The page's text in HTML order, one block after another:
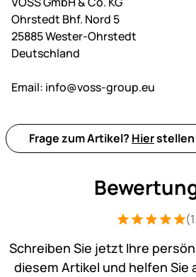
Ohrstedt Bhf. Nord 5
25885 Wester-Ohrstedt
Deutschland
Email: info@voss-group.eu
Frage zum Artikel? Hier
Bewertung: 5
1 Bewertung
Schreiben Sie jetzt Ihre
diesem Artikel und helfen Sie